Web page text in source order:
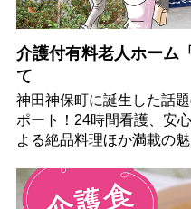
介護付有料老人ホーム
て
神田神保町に誕生した話
ポート！24時間看護、安
よる絶品料理ほか満載の